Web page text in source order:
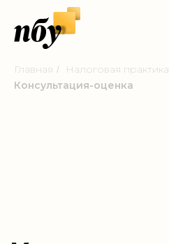
Главная / Налоговая практика
Консультация-оценка